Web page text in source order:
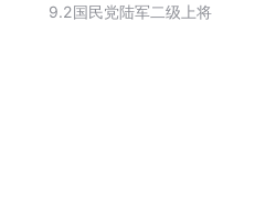
9.2国民党陆军二级上将